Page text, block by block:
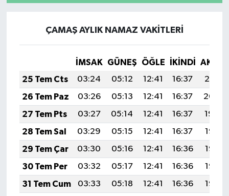
ÇAMAŞ AYLIK NAMAZ VAKITLERI
İMSAK GÜNEŞ ÖĞLE İKINDI
25 Tem Cts
03:24 05:12 12:41 16:37
20:01
26 Tem Paz
03:26 05:13 12:41 16:37
20:00
27 Tem Pts
03:27 05:14 12:41 16:37
19:59
28 Tem Sal
03:29 05:15 12:41 16:37
19:58
29 Tem Çar
03:30 05:16 12:41 16:36
19:57
30 Tem Per
03:32 05:17 12:41 16:36
19:56
31 Tem Cum
03:33 05:18 12:41 16:36
19:55